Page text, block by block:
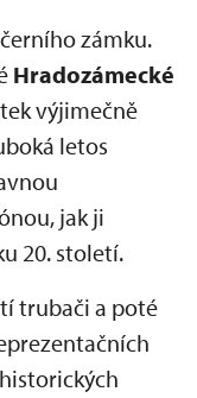
zámku.
Hradozámecké
výjimečně
letos
jak ji
20. století.
trubači a poté